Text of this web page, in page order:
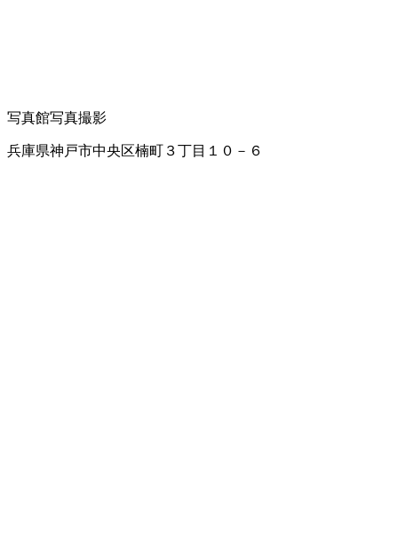
写真館写真撮影
兵庫県神戸市中央区楠町３丁目１０－６